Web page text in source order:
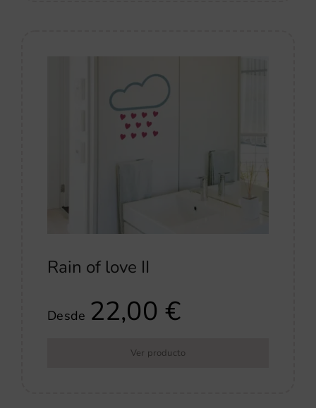
Rain of love II
Desde 22,00€
Ver producto